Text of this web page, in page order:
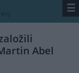
☰
Abel